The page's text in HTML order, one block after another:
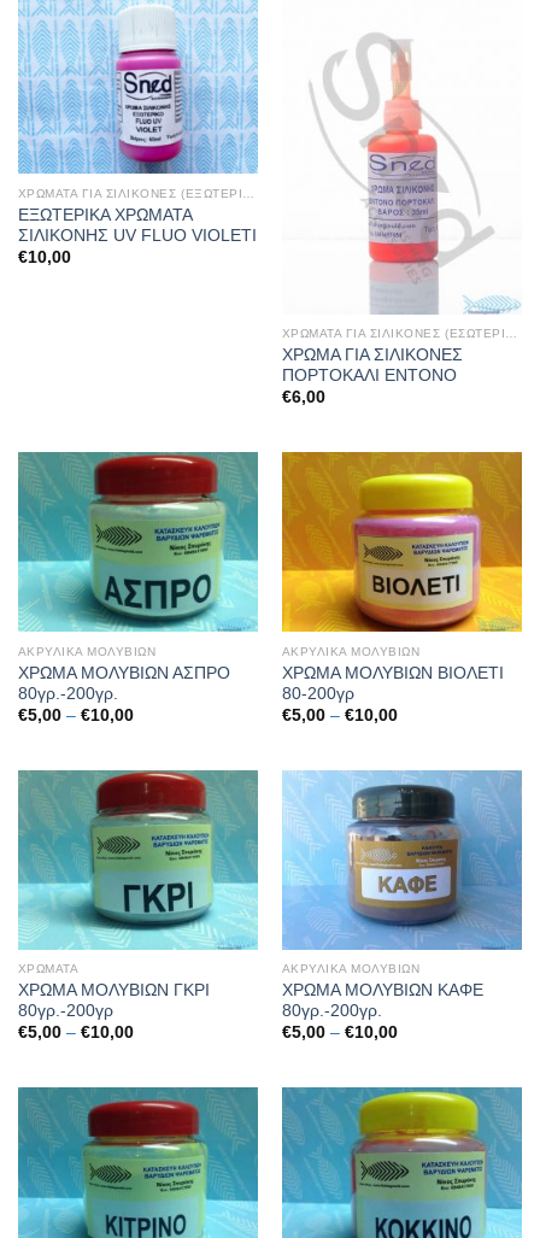
ΕΞΩΤΕΡΙΚΑ ΧΡΩΜΑΤΑ
ΣΙΛΙΚΟΝΗΣ UV FLUO VIOLETI
€10,00
ΧΡΩΜΑΤΑ ΓΙΑ ΣΙΛΙΚΟΝΕΣ (ΕΣΩΤΕΡΙΚΑ)
ΧΡΩΜΑ ΓΙΑ ΣΙΛΙΚΟΝΕΣ
ΠΟΡΤΟΚΑΛΙ ENTONO
€6,00
ΑΚΡΥΛΙΚΑ ΜΟΛΥΒΙΩΝ
ΧΡΩΜΑ ΜΟΛΥΒΙΩΝ ΑΣΠΡΟ
80γρ.-200γρ.
€5,00 – €10,00Price
€10,00
ΑΚΡΥΛΙΚΑ ΜΟΛΥΒΙΩΝ
ΧΡΩΜΑ ΜΟΛΥΒΙΩΝ ΒΙΟΛΕΤΙ
80-200γρ
€5,00 – €10,00Price
€10,00
ΧΡΩΜΑΤΑ
ΧΡΩΜΑ ΜΟΛΥΒΙΩΝ ΓΚΡΙ
80γρ.-200γρ
€5,00 – €10,00Price
€10,00
ΑΚΡΥΛΙΚΑ ΜΟΛΥΒΙΩΝ
ΧΡΩΜΑ ΜΟΛΥΒΙΩΝ ΚΑΦΕ
80γρ.-200γρ.
€5,00 – €10,00Price
€10,00